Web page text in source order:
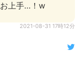
上手…！w
2021-08-31 17時12分